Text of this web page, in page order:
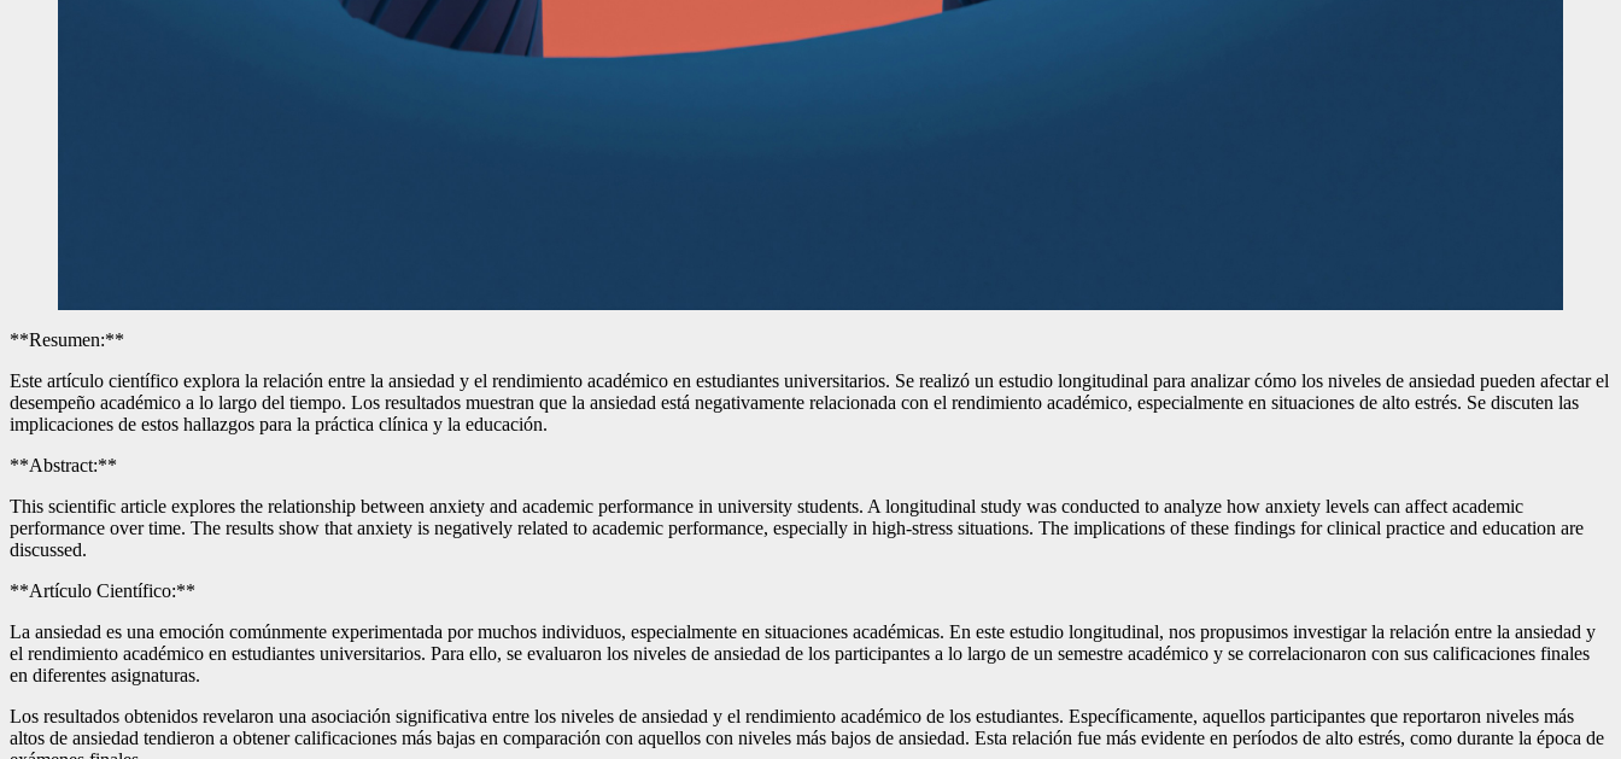
**Resumen:**
Este artículo científico explora la relación entre la ansiedad y el rendimiento académico en estudiantes universitarios. Se realizó un estudio longitudinal para analizar cómo los niveles de ansiedad pueden afectar el
desempeño académico a lo largo del tiempo. Los resultados muestran que la ansiedad está negativamente relacionada con el rendimiento académico, especialmente en situaciones de alto estrés. Se discuten las
implicaciones de estos hallazgos para la práctica clínica y la educación.
**Abstract:**
This scientific article explores the relationship between anxiety and academic performance in university students. A longitudinal study was conducted to analyze how anxiety levels can affect academic
performance over time. The results show that anxiety is negatively related to academic performance, especially in high-stress situations. The implications of these findings for clinical practice and education are
discussed.
**Artículo Científico:**
La ansiedad es una emoción comúnmente experimentada por muchos individuos, especialmente en situaciones académicas. En este estudio longitudinal, nos propusimos investigar la relación entre la ansiedad y
el rendimiento académico en estudiantes universitarios. Para ello, se evaluaron los niveles de ansiedad de los participantes a lo largo de un semestre académico y se correlacionaron con sus calificaciones finales
en diferentes asignaturas.
Los resultados obtenidos revelaron una asociación significativa entre los niveles de ansiedad y el rendimiento académico de los estudiantes. Específicamente, aquellos participantes que reportaron niveles más
altos de ansiedad tendieron a obtener calificaciones más bajas en comparación con aquellos con niveles más bajos de ansiedad. Esta relación fue más evidente en períodos de alto estrés, como durante la época de